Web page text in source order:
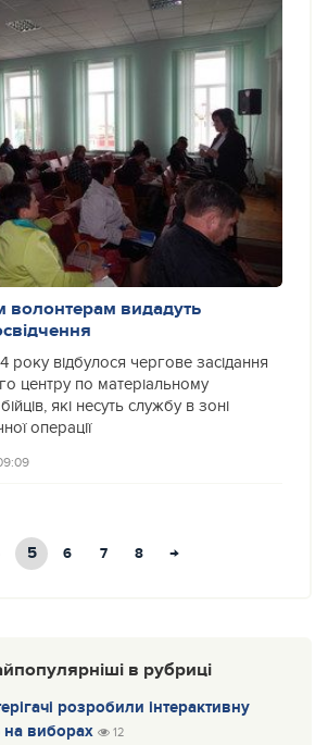
волонтерам видадуть
року відбулося чергове засідання
центру по матеріальному
які несуть службу в зоні
операції
5 6 7 8 →
в рубриці
розробили інтерактивну
виборах
12